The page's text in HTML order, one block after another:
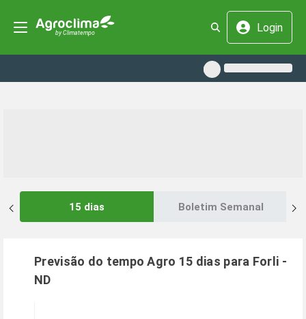
Login
15 dias Boletim Semanal
Previsão do tempo Agro 15 dias para Forli -
ND